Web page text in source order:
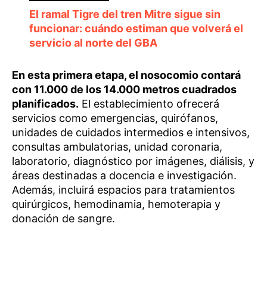
El ramal Tigre del tren Mitre sigue sin
funcionar: cuándo estiman que volverá el
servicio al norte del GBA
En esta primera etapa, el nosocomio contará
con 11.000 de los 14.000 metros cuadrados
planificados. El establecimiento ofrecerá
servicios como emergencias, quirófanos,
unidades de cuidados intermedios e intensivos,
consultas ambulatorias, unidad coronaria,
laboratorio, diagnóstico por imágenes, diálisis, y
áreas destinadas a docencia e investigación.
Además, incluirá espacios para tratamientos
quirúrgicos, hemodinamia, hemoterapia y
donación de sangre.